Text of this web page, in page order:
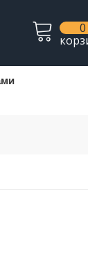
0